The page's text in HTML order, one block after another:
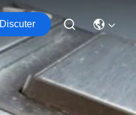
Discuter